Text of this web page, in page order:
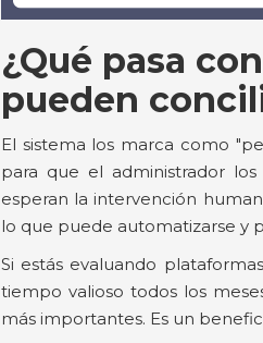
¿Qué pasa
pueden
El sistema los marca como
para que el administrador
esperan la intervención
lo que puede automatizarse y
Si estás evaluando
tiempo valioso todos los
más importantes. Es un